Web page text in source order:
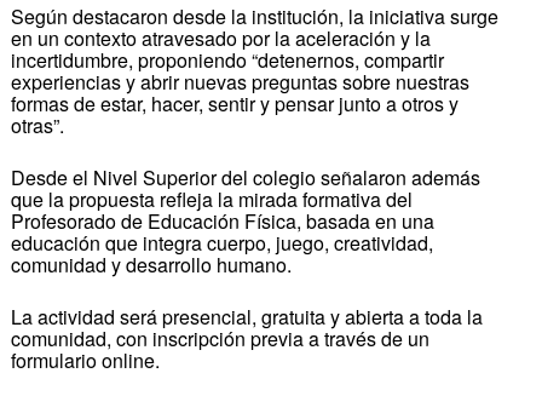
Según destacaron desde la institución, la iniciativa surge
en un contexto atravesado por la aceleración y la
incertidumbre, proponiendo “detenernos, compartir
experiencias y abrir nuevas preguntas sobre nuestras
formas de estar, hacer, sentir y pensar junto a otros y
otras”.
Desde el Nivel Superior del colegio señalaron además
que la propuesta refleja la mirada formativa del
Profesorado de Educación Física, basada en una
educación que integra cuerpo, juego, creatividad,
comunidad y desarrollo humano.
La actividad será presencial, gratuita y abierta a toda la
comunidad, con inscripción previa a través de un
formulario online.